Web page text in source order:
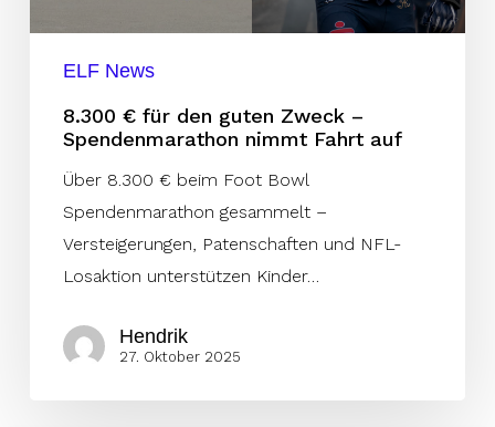
nimmt
ELF News
8.300 € für den guten Zweck –
Spendenmarathon nimmt Fahrt auf
Über 8.300 € beim Foot Bowl
Spendenmarathon gesammelt –
Versteigerungen, Patenschaften und NFL-
Losaktion unterstützen Kinder…
Hendrik
27. Oktober 2025